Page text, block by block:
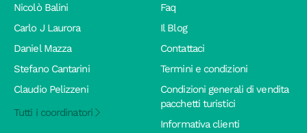
Nicolò Balini
Carlo J Laurora
Daniel Mazza
Stefano Cantarini
Claudio Pelizzeni
Tutti i coordinatori
Faq
Il Blog
Contattaci
Termini e condizioni
Condizioni generali di vendita
pacchetti turistici
Informativa clienti